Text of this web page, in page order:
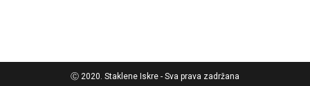
Ⓒ 2020. Staklene Iskre - Sva prava zadržana